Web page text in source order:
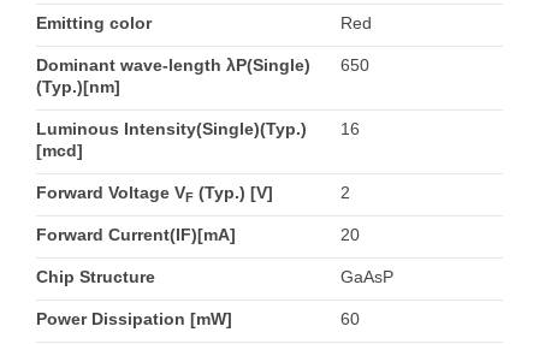
Emitting color Red
Dominant wave-length λP(Single)
(Typ.)[nm]
650
Luminous Intensity(Single)(Typ.)
[mcd]
16
Forward Voltage VF (Typ.) [V] 2
Forward Current(IF)[mA] 20
Chip Structure GaAsP
Power Dissipation [mW] 60